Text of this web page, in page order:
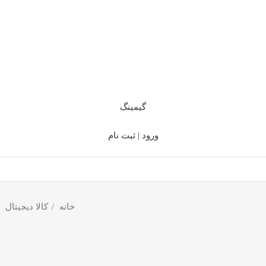
گیمینگ
ورود | ثبت نام
خانه کالا دیجیتال